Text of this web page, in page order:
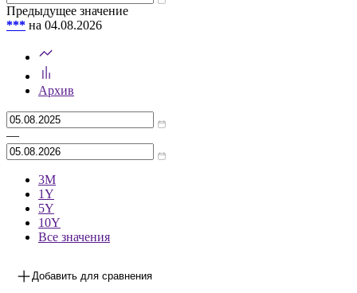
Предыдущее значение
*** на 04.08.2026
Архив
—
3М
1Y
5Y
10Y
Все значения
Добавить для сравнения